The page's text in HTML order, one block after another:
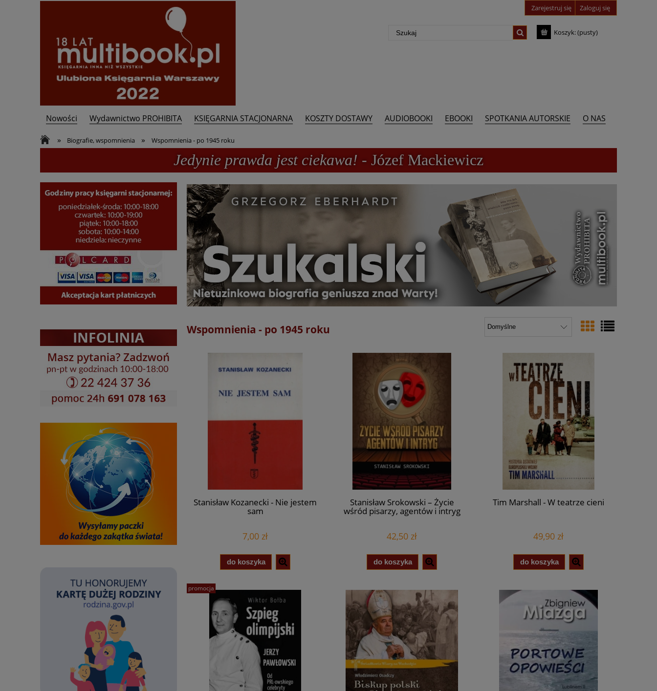
Zarejestruj się Zaloguj się
Koszyk:(pusty)
Nowości Wydawnictwo PROHIBITA KSIĘGARNIA STACJONARNA KOSZTY DOSTAWY AUDIOBOOKI EBOOKI SPOTKANIA AUTORSKIE
O NAS
Kontakt
» Biografie, wspomnienia » Wspomnienia - po 1945 roku
Jedynie prawda jest ciekawa! - Józef Mackiewicz
Wspomnienia - po 1945 roku
Stanisław Kozanecki - Nie jestem
sam
7,00 zł
do koszyka
Stanisław Srokowski – Życie
wśród pisarzy, agentów i intryg
42,50 zł
do koszyka
Tim Marshall - W teatrze cieni
49,90 zł
do koszyka
promocja